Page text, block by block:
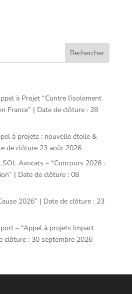
à Projet “Contre l’isolement
France” | Date de clôture : 28
à projets : nouvelle étoile &
de clôture 23 août 2026
Avocats – “Concours 2026 :
| Date de clôture : 08
2026” | Date de clôture : 23
– “Appel à projets Impact
clôture : 30 septembre 2026